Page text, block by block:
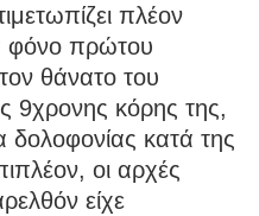
πλέον
φόνο πρώτου
θάνατο του
9χρονης κόρης της,
δολοφονίας κατά της
οι αρχές
είχε